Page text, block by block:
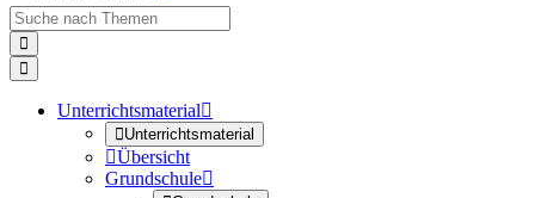


Unterrichtsmaterial
Unterrichtsmaterial
Übersicht
Grundschule